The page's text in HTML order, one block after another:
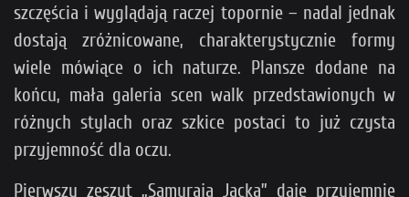
szczęścia i wyglądają raczej topornie – nadal jednak
dostają zróżnicowane, charakterystycznie formy
wiele mówiące o ich naturze. Plansze dodane na
końcu, mała galeria scen walk przedstawionych w
różnych stylach oraz szkice postaci to już czysta
przyjemność dla oczu.
Pierwszy zeszyt „Samuraja Jacka” daje przyjemnie